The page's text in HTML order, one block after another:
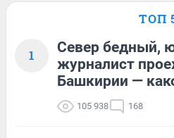
ТОП
1
Север бедный,
журналист
Башкирии —
105 938 168